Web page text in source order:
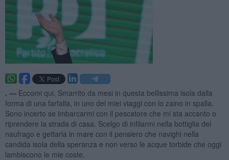
. — Eccomi qui. Smarrito da mesi in questa bellissima isola dalla
forma di una farfalla, in uno dei miei viaggi con lo zaino in spalla.
Sono incerto se imbarcarmi con il pescatore che mi sta accanto o
riprendere la strada di casa. Scelgo di infilarmi nella bottiglia del
naufrago e gettarla in mare con il pensiero che navighi nella
candida isola della speranza e non verso le acque torbide che oggi
lambiscono le mie coste.